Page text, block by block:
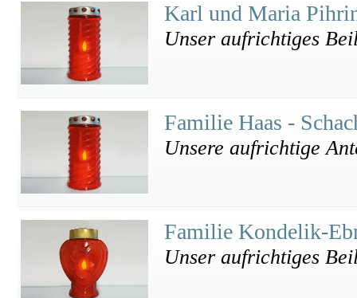
Karl und Maria
Unser aufrichtiges
Familie Haas -
Unsere aufrichtige
Familie Kondelik-
Unser aufrichtiges